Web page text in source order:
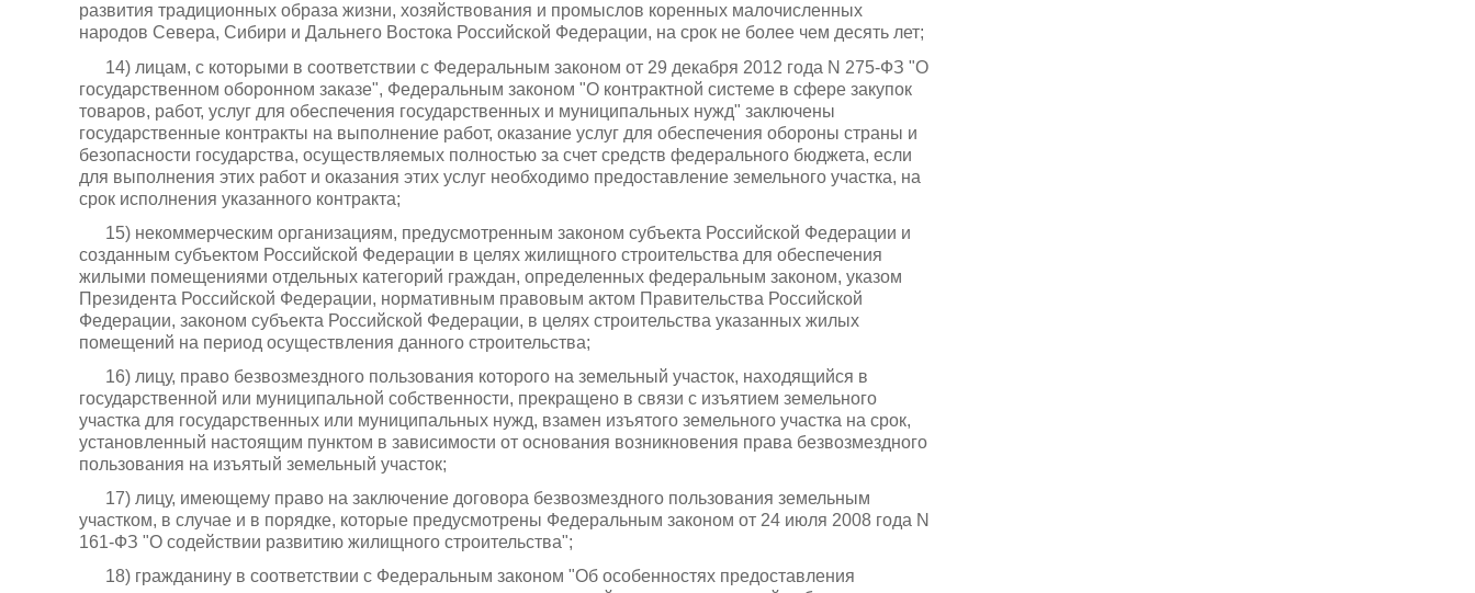
развития традиционных образа жизни, хозяйствования и промыслов коренных малочисленных
народов Севера, Сибири и Дальнего Востока Российской Федерации, на срок не более чем десять лет;
14) лицам, с которыми в соответствии с Федеральным законом от 29 декабря 2012 года N 275-ФЗ "О
государственном оборонном заказе", Федеральным законом "О контрактной системе в сфере закупок
товаров, работ, услуг для обеспечения государственных и муниципальных нужд" заключены
государственные контракты на выполнение работ, оказание услуг для обеспечения обороны страны и
безопасности государства, осуществляемых полностью за счет средств федерального бюджета, если
для выполнения этих работ и оказания этих услуг необходимо предоставление земельного участка, на
срок исполнения указанного контракта;
15) некоммерческим организациям, предусмотренным законом субъекта Российской Федерации и
созданным субъектом Российской Федерации в целях жилищного строительства для обеспечения
жилыми помещениями отдельных категорий граждан, определенных федеральным законом, указом
Президента Российской Федерации, нормативным правовым актом Правительства Российской
Федерации, законом субъекта Российской Федерации, в целях строительства указанных жилых
помещений на период осуществления данного строительства;
16) лицу, право безвозмездного пользования которого на земельный участок, находящийся в
государственной или муниципальной собственности, прекращено в связи с изъятием земельного
участка для государственных или муниципальных нужд, взамен изъятого земельного участка на срок,
установленный настоящим пунктом в зависимости от основания возникновения права безвозмездного
пользования на изъятый земельный участок;
17) лицу, имеющему право на заключение договора безвозмездного пользования земельным
участком, в случае и в порядке, которые предусмотрены Федеральным законом от 24 июля 2008 года N
161-ФЗ "О содействии развитию жилищного строительства";
18) гражданину в соответствии с Федеральным законом "Об особенностях предоставления